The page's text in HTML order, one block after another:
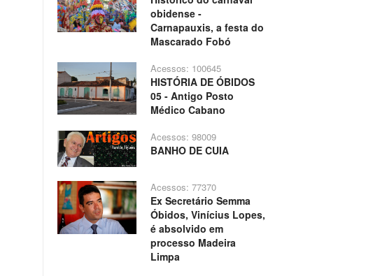
obidense -
Carnapauxis, a festa do
Mascarado Fobó
Acessos: 100645
HISTÓRIA DE ÓBIDOS
05 - Antigo Posto
Médico Cabano
Acessos: 98009
BANHO DE CUIA
Acessos: 77370
Ex Secretário Semma
Óbidos, Vinícius Lopes,
é absolvido em
processo Madeira
Limpa